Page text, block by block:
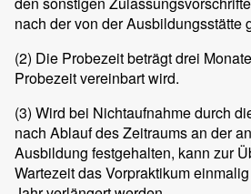
nach der von der Ausbildungsstätte
(2) Die Probezeit beträgt drei
Probezeit vereinbart wird.
(3) Wird bei Nichtaufnahme durch
nach Ablauf des Zeitraums an der
Ausbildung festgehalten, kann zur
Wartezeit das Vorpraktikum